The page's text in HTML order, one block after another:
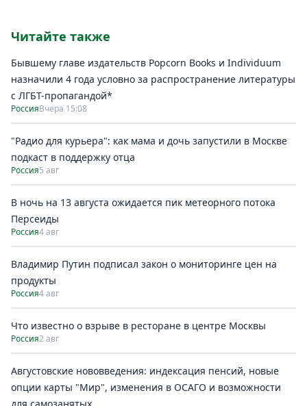
Читайте также
Бывшему главе издательств Popcorn Books и Individuum
назначили 4 года условно за распространение литературы
с ЛГБТ-пропагандой*
РоссияВчера 15:08
"Радио для курьера": как мама и дочь запустили в Москве
подкаст в поддержку отца
Россия5 авг
В ночь на 13 августа ожидается пик метеорного потока
Персеиды
Россия4 авг
Владимир Путин подписал закон о мониторинге цен на
продукты
Россия4 авг
Что известно о взрыве в ресторане в центре Москвы
Россия2 авг
Августовские нововведения: индексация пенсий, новые
опции карты "Мир", изменения в ОСАГО и возможности